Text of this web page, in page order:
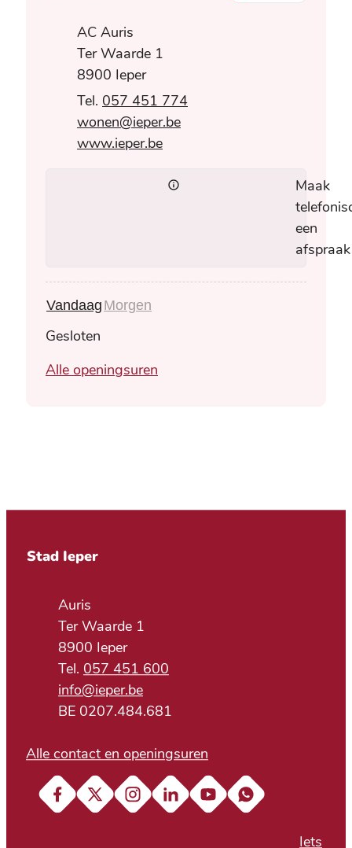
AdresAC Auris
Ter Waarde 1
,8900 Ieper
057 451 774
E-mailwonen@ieper.be
Websitewww.ieper.be
Maak
een
afspraak
Vandaag Morgen
Gesloten
Alle openingsuren
Contact & openingsuren
Stad Ieper
AdresAuris
Ter Waarde 1
,8900 Ieper
057 451 600
E-mailinfo@ieper.be
BTW nr.BE 0207.484.681
Alle contact en openingsuren
Iets
FacebookX (Twitter)InstagramLinkedInYouTubeSoundcloud